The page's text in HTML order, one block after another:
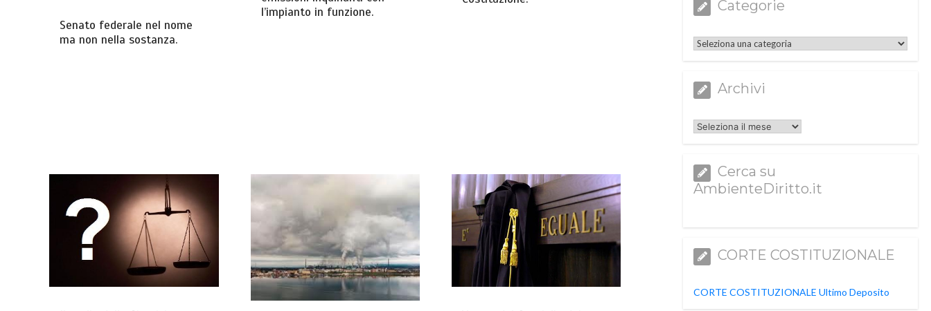
Senato federale nel nome
ma non nella sostanza.
l’impianto in funzione.
Categorie
Categorie
Archivi
Archivi
Cerca su
AmbienteDiritto.it
CORTE COSTITUZIONALE
CORTE COSTITUZIONALE Ultimo Deposito